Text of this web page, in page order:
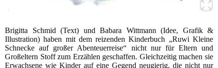
Brigitta Schmid (Text) und Babara Wittmann (Idee, Grafik &
Illustration) haben mit dem reizenden Kinderbuch „Ruwi Kleine
Schnecke auf großer Abenteuerreise“ nicht nur für Eltern und
Großeltern Stoff zum Erzählen geschaffen. Gleichzeitig machen sie
Erwachsene wie Kinder auf eine Gegend neugierig, die nicht nur